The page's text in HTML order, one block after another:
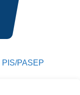
PIS/PASEP